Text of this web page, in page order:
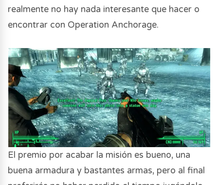
realmente no hay nada interesante que hacer o
encontrar con Operation Anchorage.
El premio por acabar la misión es bueno, una
buena armadura y bastantes armas, pero al final